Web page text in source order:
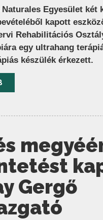
Naturales Egyesület két
kapott
Rehabilitációs
egy ultrahang
készülék érkezett.
Gergő